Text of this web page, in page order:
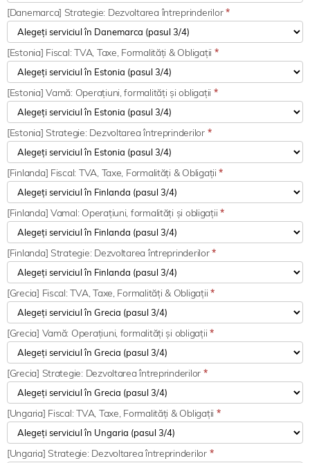
[Danemarca] Strategie: Dezvoltarea întreprinderilor*
[Estonia] Fiscal: TVA, Taxe, Formalități & Obligații *
[Estonia] Vamă: Operațiuni, formalități și obligații *
[Estonia] Strategie: Dezvoltarea întreprinderilor *
[Finlanda] Fiscal: TVA, Taxe, Formalități & Obligații*
[Finlanda] Vamal: Operațiuni, formalități și obligații*
[Finlanda] Strategie: Dezvoltarea întreprinderilor*
[Grecia] Fiscal: TVA, Taxe, Formalități & Obligații*
[Grecia] Vamă: Operațiuni, formalități și obligații*
[Grecia] Strategie: Dezvoltarea întreprinderilor *
[Ungaria] Fiscal: TVA, Taxe, Formalități & Obligații *
[Ungaria] Strategie: Dezvoltarea întreprinderilor *